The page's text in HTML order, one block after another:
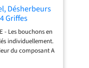
Désherbeurs
Griffes
- Les bouchons en
individuellement.
du composant A